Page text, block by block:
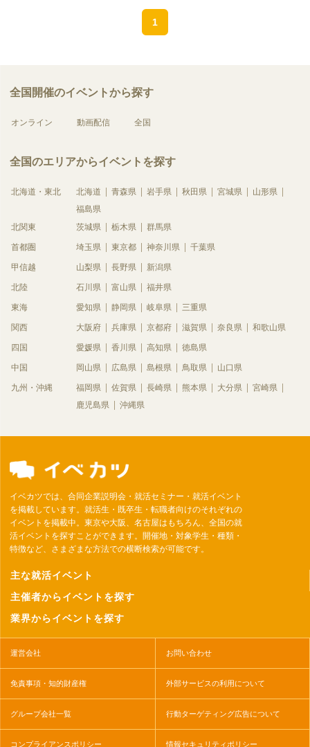
1
全国開催のイベントから探す
オンライン 動画配信 全国
全国のエリアからイベントを探す
北海道・東北 北海道 青森県 岩手県 秋田県 宮城県
山形県
福島県
北関東
茨城県 栃木県 群馬県
首都圏 埼玉県 東京都 神奈川県 千葉県
甲信越 山梨県 長野県 新潟県
北陸 石川県 富山県 福井県
東海 愛知県 静岡県 岐阜県 三重県
関西 大阪府 兵庫県 京都府 滋賀県 奈良県 和歌山県
四国 愛媛県 香川県 高知県 徳島県
中国 岡山県 広島県 島根県 鳥取県 山口県
九州・沖縄 福岡県 佐賀県 長崎県 熊本県 大分県
宮崎県
鹿児島県
沖縄県
イベカツでは、合同企業説明会・就活セミナー・就活イベント
を掲載しています。就活生・既卒生・転職者向けのそれぞれの
イベントを掲載中。東京や大阪、名古屋はもちろん、全国の就
活イベントを探すことができます。開催地・対象学生・種類・
特徴など、さまざまな方法での横断検索が可能です。
主な就活イベント
主催者からイベントを探す
業界からイベントを探す
運営会社 お問い合わせ
免責事項・知的財産権 外部サービスの利用について
グループ会社一覧 行動ターゲティング広告について
コンプライアンスポリシー 情報セキュリティポリシー